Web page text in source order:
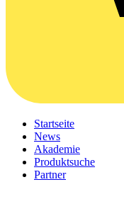
Startseite
News
Akademie
Produktsuche
Partner